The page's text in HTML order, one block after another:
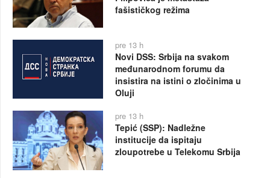
fašističkog režima
pre 13 h
Novi DSS: Srbija na svakom
međunarodnom forumu da
insistira na istini o zločinima u
Oluji
pre 13 h
Tepić (SSP): Nadležne
institucije da ispitaju
zloupotrebe u Telekomu Srbija